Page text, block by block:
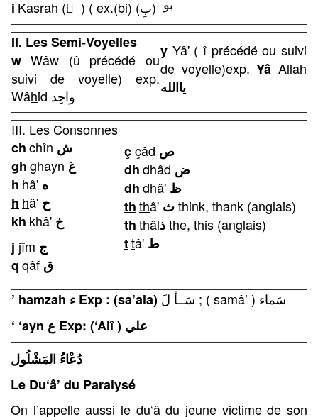
i
Kasrah ( ِ ) ( ex.(bi) (بِ)
II. Les Semi-Voyelles
w Wâw (û précédé ou
suivi de voyelle) exp.
Wâh id واحِد
y Yâ' ( î précédé ou suivi
de voyelle)exp.Yâ Allah
ياالله
III. Les Consonnes
chchîn ش
ghghayn غ
h hâ' ه
h hâ' ح
kh khâ' خ
j jîm ج
qqâf ق
ççâd ص
dhdhâd ض
dhdhâ' ظ
ththâ' ثthink, thank (anglais)
ththâl the, this (anglais)
ttâ' ط
’ hamzah ء Exp : (sa’ala)
سَــأ لَ ; ( samâ’ ) سَماء
‘ ‘ayn ع Exp: (‘
Alî ) علي
دُعْاءُ المَشْلُول
Le Du‘â’ du Paralysé
On l’appelle aussi le du‘â du jeune victime de son